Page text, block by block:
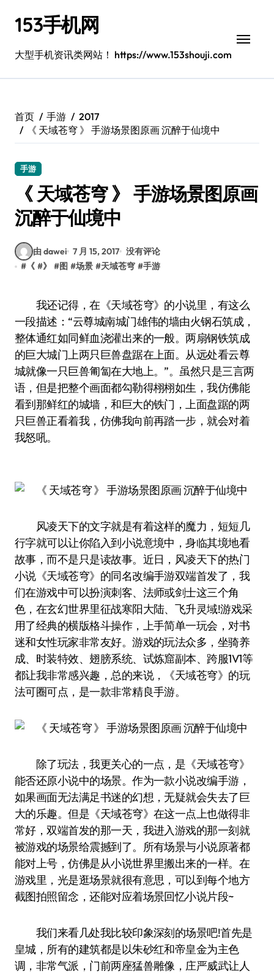
153手机网
大型手机资讯类网站！ https://www.153shouji.com
首页 手游
2017
《 天域苍穹 》 手游场景图原画 沉醉于仙境中
手游
《 天域苍穹 》 手游场景图原画
沉醉于仙境中
由 dawei 7 月 15, 2017 没有评论
# 《 #》 #图 #场景 #天域苍穹 #手游
我还记得，在《天域苍穹》的小说里，有这么
一段描述：“云尊城南城门雄伟的墙由火钢石筑成，
整体通红如同鲜血浇灌出来的一般。两扇钢铁筑成
的巨大城门上两只巨兽盘踞在上面。从远处看云尊
城就像一只巨兽匍匐在大地上。”。虽然只是三言两
语，但是把整个画面都勾勒得栩栩如生，我仿佛能
看到那鲜红的城墙，和巨大的铁门，上面盘踞的两
只巨兽正看着我，仿佛我向前再踏一步，就会对着
我怒吼。
风凌天下的文字就是有着这样的魔力，短短几
行字就可以让你陷入到小说意境中，身临其境地看
故事，而不是只是读故事。近日，风凌天下的热门
小说《天域苍穹》的同名改编手游双端首发了，我
们在游戏中可以扮演刺客、法师或剑士这三个角
色，在玄幻世界里征战寒阳大陆、飞升灵域!游戏采
用了经典的横版格斗操作，上手简单一玩会，对书
迷和女性玩家非常友好。游戏的玩法众多，坐骑养
成、时装特效、翅膀系统、试炼窟副本、跨服1V1等
都让我非常感兴趣，总的来说，《天域苍穹》的玩
法可圈可点，是一款非常精良手游。
除了玩法，我更关心的一点，是《天域苍穹》
能否还原小说中的场景。作为一款小说改编手游，
如果画面无法满足书迷的幻想，无疑就会失去了巨
大的乐趣。但是《天域苍穹》在这一点上也做得非
常好，双端首发的那一天，我进入游戏的那一刻就
被游戏的场景给震撼到了。所有场景与小说原著都
能对上号，仿佛是从小说世界里搬出来的一样。在
游戏里，光是逛场景就很有意思，可以到每个地方
截图拍照留念，还能对应着场景回忆小说片段~
我们来看几处我比较印象深刻的场景吧!首先是
皇城，所有的建筑都是以朱砂红和帝皇金为主色
调，非常气派，门前两座猛兽雕像，庄严威武让人